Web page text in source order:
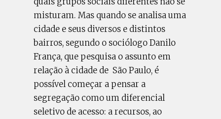
misturam. Mas quando se analisa uma
cidade e seus diversos e distintos
bairros, segundo o sociólogo Danilo
França, que pesquisa o assunto em
relação à cidade de São Paulo, é
possível começar a pensar a
segregação como um diferencial
seletivo de acesso: a recursos, ao